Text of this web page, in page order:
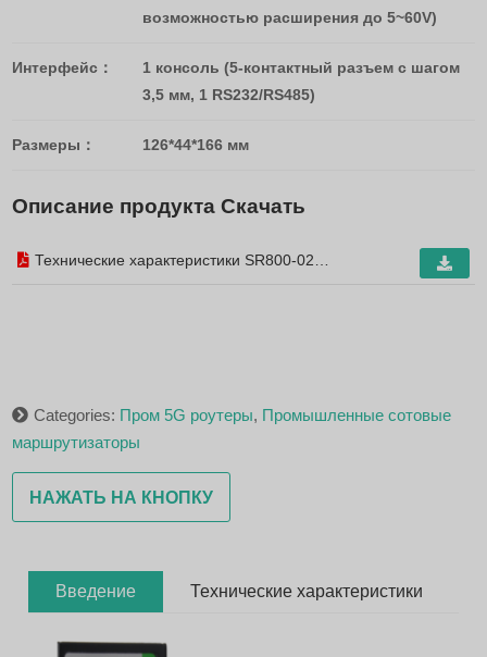
возможностью расширения до 5~60V)
Интерфейс：
1 консоль (5-контактный разъем с шагом
3,5 мм, 1 RS232/RS485)
Размеры： 126*44*166 мм
Описание продукта Скачать
Технические характеристики SR800-02
Categories: Пром 5G роутеры, Промышленные сотовые
маршрутизаторы
НАЖАТЬ НА КНОПКУ
Введение Технические характеристики